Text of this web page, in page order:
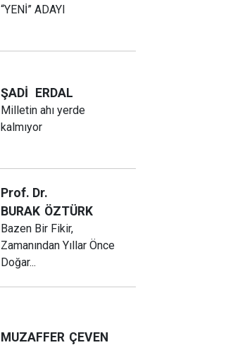
“YENİ” ADAYI
ŞADİ ERDAL
Milletin ahı yerde
kalmıyor
Prof. Dr.
BURAK ÖZTÜRK
Bazen Bir Fikir,
Zamanından Yıllar Önce
Doğar...
MUZAFFER ÇEVEN